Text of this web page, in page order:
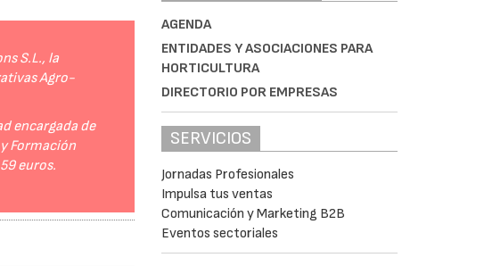
S.L., la
Agro-
encargada de
Formación
euros.
AGENDA
ENTIDADES Y ASOCIACIONES PARA
HORTICULTURA
DIRECTORIO POR EMPRESAS
SERVICIOS
Jornadas Profesionales
Impulsa tus ventas
Comunicación y Marketing B2B
Eventos sectoriales